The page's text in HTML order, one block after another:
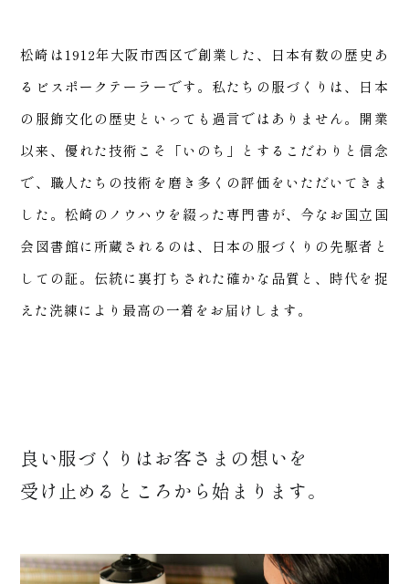
商品
松崎は1912年大阪市西区で創業した、日本有数の歴史あ
るビスポークテーラーです。私たちの服づくりは、日本
の服飾文化の歴史といっても過言ではありません。開業
以来、優れた技術こそ「いのち」とするこだわりと信念
で、職人たちの技術を磨き多くの評価をいただいてきま
した。松崎のノウハウを綴った専門書が、今なお国立国
会図書館に所蔵されるのは、日本の服づくりの先駆者と
しての証。伝統に裏打ちされた確かな品質と、時代を捉
えた洗練により最高の一着をお届けします。
良い服づくりはお客さまの想いを
受け止めるところから始まります。